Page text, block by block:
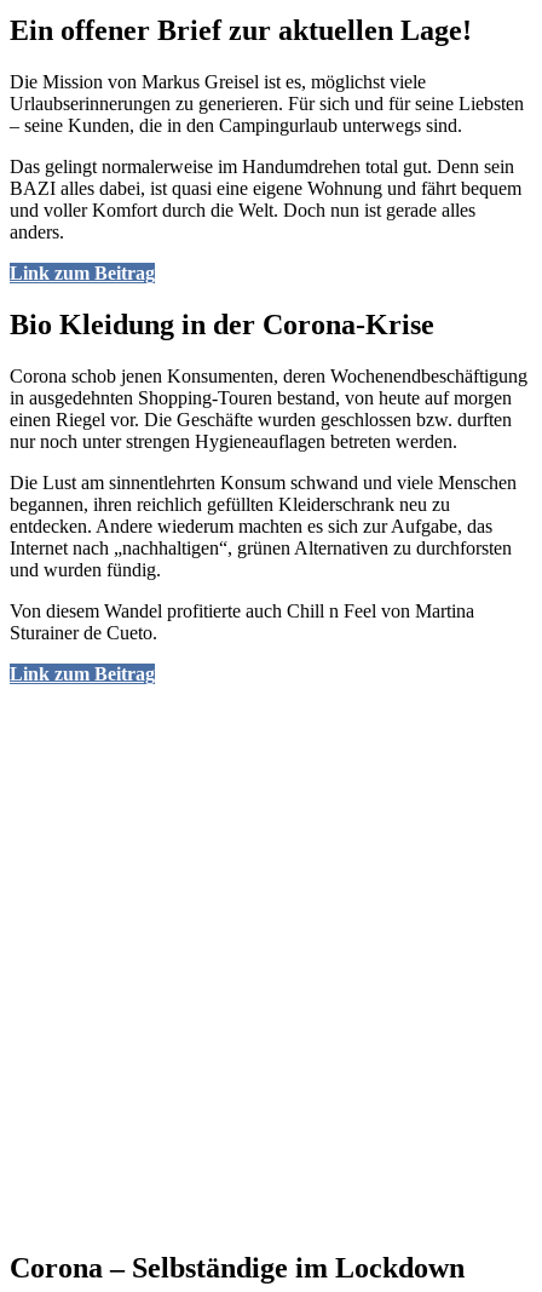
Ein offener Brief zur aktuellen Lage!
Die Mission von Markus Greisel ist es, möglichst viele
Urlaubserinnerungen zu generieren. Für sich und für seine Liebsten
– seine Kunden, die in den Campingurlaub unterwegs sind.
Das gelingt normalerweise im Handumdrehen total gut. Denn sein
BAZI alles dabei, ist quasi eine eigene Wohnung und fährt bequem
und voller Komfort durch die Welt. Doch nun ist gerade alles
anders.
Link zum Beitrag
Bio Kleidung in der Corona-Krise
Corona schob jenen Konsumenten, deren Wochenendbeschäftigung
in ausgedehnten Shopping-Touren bestand, von heute auf morgen
einen Riegel vor. Die Geschäfte wurden geschlossen bzw. durften
nur noch unter strengen Hygieneauflagen betreten werden.
Die Lust am sinnentlehrten Konsum schwand und viele Menschen
begannen, ihren reichlich gefüllten Kleiderschrank neu zu
entdecken. Andere wiederum machten es sich zur Aufgabe, das
Internet nach „nachhaltigen“, grünen Alternativen zu durchforsten
und wurden fündig.
Von diesem Wandel profitierte auch Chill n Feel von Martina
Sturainer de Cueto.
Link zum Beitrag
Corona – Selbständige im Lockdown